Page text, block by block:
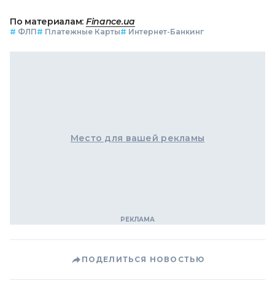
По материалам: Finance.ua
# ФЛП# Платежные Карты# Интернет-Банкинг
Место для вашей рекламы
ПОДЕЛИТЬСЯ НОВОСТЬЮ